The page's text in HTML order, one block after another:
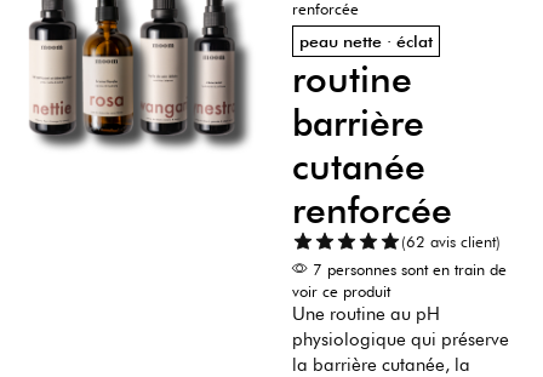
renforcée
peau nette · éclat
routine
barrière
cutanée
renforcée
(62 avis client)
7 personnes sont en train de
voir ce produit
Une routine au pH
physiologique qui préserve
la barrière cutanée, la